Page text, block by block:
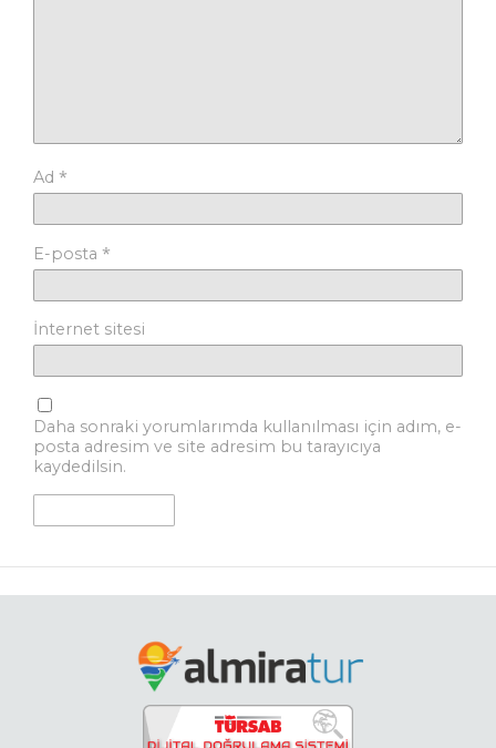
Ad *
E-posta *
İnternet sitesi
Daha sonraki yorumlarımda kullanılması için adım, e-
posta adresim ve site adresim bu tarayıcıya
kaydedilsin.